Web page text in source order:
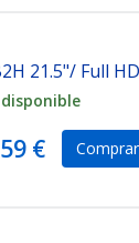
21.5"/ Full
59 € Comprar